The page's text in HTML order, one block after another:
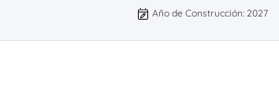
Año de Construcción: 2027